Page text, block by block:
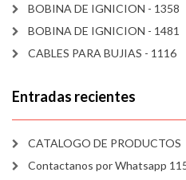
BOBINA DE IGNICION - 1358
BOBINA DE IGNICION - 1481
CABLES PARA BUJIAS - 1116
Entradas recientes
CATALOGO DE PRODUCTOS
Contactanos por Whatsapp